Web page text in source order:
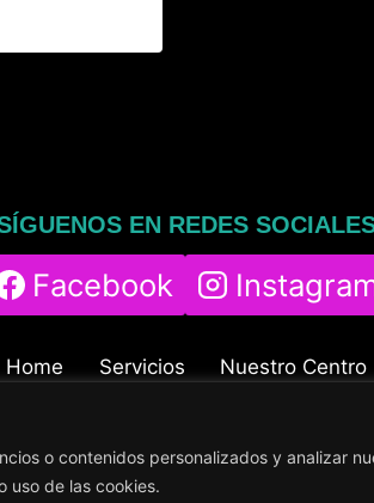
o contenidos personalizados y analizar
uso de las cookies.
EN REDES
Facebook
Home Servicios
Nuestro Centro
© 2024